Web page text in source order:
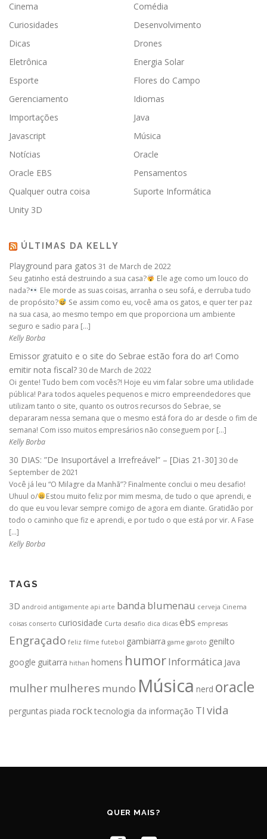
Cinema
Comédia
Curiosidades
Desenvolvimento
Dicas
Drones
Eletrônica
Energia Solar
Esporte
Flores do Campo
Gerenciamento
Idiomas
Importações
Java
Javascript
Música
Notícias
Oracle
Oracle EBS
Pensamentos
Qualquer outra coisa
Suporte Informática
Unity 3D
ÚLTIMAS DA KELLY
Playground para gatos 31 de March de 2022
Seu gatinho está destruindo a sua casa?
Ele age como um louco do
nada?
Ele morde as suas coisas, arranha o seu sofá, e derruba tudo
de propósito?
Se assim como eu, você ama os gatos, e quer ter paz
na sua casa, ao mesmo tempo em que proporciona um ambiente
seguro e sadio para […]
Kelly Borba
Emissor gratuito e o site do Sebrae estão fora do ar! Como
emitir nota fiscal?30 de March de 2022
Oi gente! Tudo bem com vocês?! Hoje eu vim falar sobre uma utilidade
pública! Para todos aqueles pequenos e micro empreendedores que
utilizam tanto o site, quanto os outros recursos do Sebrae, se
depararam nessa semana que o mesmo está fora do ar desde o fim de
semana! Com isso muitos empresários não conseguem por […]
Kelly Borba
30 DIAS: ”De Insuportável a Irrefreável” – [Dias 21-30] 30 de
September de 2021
Você já leu “O Milagre da Manhã”? Finalmente conclui o meu desafio!
Uhuul o/
Estou muito feliz por mim mesma, de tudo o que aprendi, e
do que eu vou levar sempre comigo de agora em diante. Gratidão por
todo o caminho que fiz e aprendi, e por tudo o que está por vir. A Fase
[…]
Kelly Borba
TAGS
3D android antigamente api arte banda blumenau cerveja Cinema
coisas conserto curiosidade Curta desafio dica dicas ebs empresas
Engraçado feliz filme futebol gambiarra game garoto genilto
google guitarra hithan homens humorInformática Java
mulher mulheres mundo Música nerd oracle
perguntas piada rocktecnologia da informação TI vida
QUER MAIS?